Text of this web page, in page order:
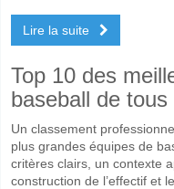
Lire la suite
Top 10 des
baseball de
Un classement
plus grandes équipes de
critères clairs, un contexte
construction de l’effectif et